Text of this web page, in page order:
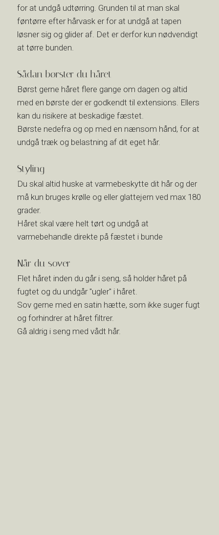
for at undgå udtørring. Grunden til at man skal
føntørre efter hårvask er for at undgå at tapen
løsner sig og glider af. Det er derfor kun nødvendigt
at tørre bunden.
Sådan børster du håret
Børst gerne håret flere gange om dagen og altid
med en børste der er godkendt til extensions. Ellers
kan du risikere at beskadige fæstet.
Børste nedefra og op med en nænsom hånd, for at
undgå træk og belastning af dit eget hår.
Styling
Du skal altid huske at varmebeskytte dit hår og der
må kun bruges krølle og eller glattejern ved max 180
grader.
Håret skal være helt tørt og undgå at
varmebehandle direkte på fæstet i bunde
Når du sover
Flet håret inden du går i seng, så holder håret på
fugtet og du undgår "ugler" i håret.
Sov gerne med en satin hætte, som ikke suger fugt
og forhindrer at håret filtrer.
Gå aldrig i seng med vådt hår.​​​